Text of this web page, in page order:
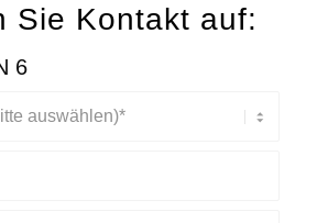
Sie Kontakt auf:
6